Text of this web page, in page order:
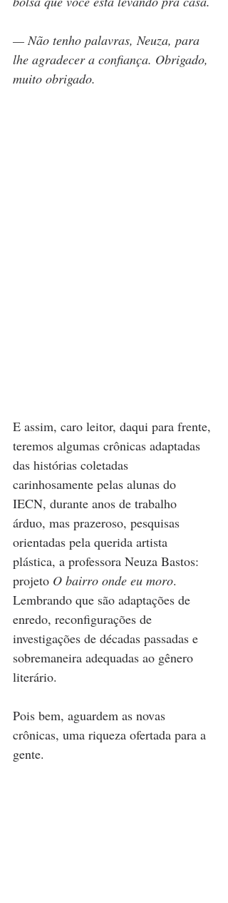
— Não tenho palavras, Neuza, para
lhe agradecer a confiança. Obrigado,
muito obrigado.
E assim, caro leitor, daqui para frente,
teremos algumas crônicas adaptadas
das histórias coletadas
carinhosamente pelas alunas do
IECN, durante anos de trabalho
árduo, mas prazeroso, pesquisas
orientadas pela querida artista
plástica, a professora Neuza Bastos:
projeto O bairro onde eu moro.
Lembrando que são adaptações de
enredo, reconfigurações de
investigações de décadas passadas e
sobremaneira adequadas ao gênero
literário.
Pois bem, aguardem as novas
crônicas, uma riqueza ofertada para a
gente.